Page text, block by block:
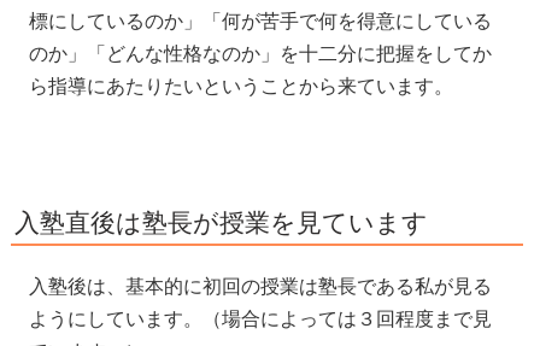
標にしているのか」「何が苦手で何を得意にしている
のか」「どんな性格なのか」を十二分に把握をしてか
ら指導にあたりたいということから来ています。
入塾直後は塾長が授業を見ています
入塾後は、基本的に初回の授業は塾長である私が見る
ようにしています。（場合によっては３回程度まで見